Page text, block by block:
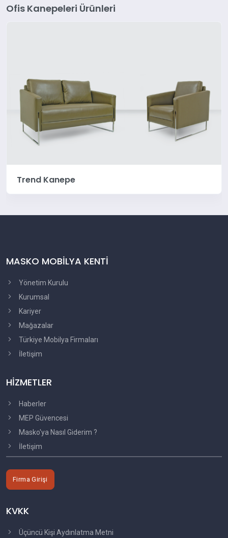
Ofis Kanepeleri Ürünleri
Trend Kanepe
MASKO MOBİLYA KENTİ
Yönetim Kurulu
Kurumsal
Kariyer
Mağazalar
Türkiye Mobilya Firmaları
İletişim
HİZMETLER
Haberler
MEP Güvencesi
Masko'ya Nasıl Giderim ?
İletişim
Firma Girişi
KVKK
Üçüncü Kişi Aydınlatma Metni